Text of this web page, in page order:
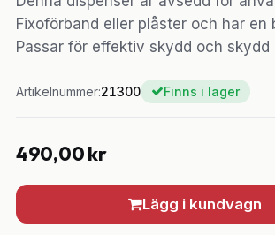
Fixoförband eller plåster och har en
Passar för effektiv skydd och skydd
Artikelnummer:21300 Finns i lager
490,00kr
Lägg i kundvagn